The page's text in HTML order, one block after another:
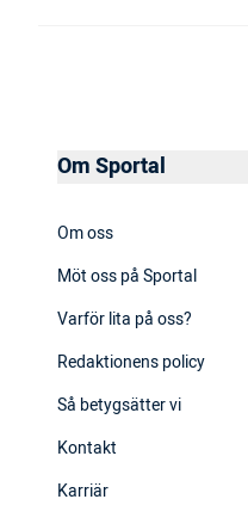
Om Sportal
Om oss
Möt oss på Sportal
Varför lita på oss?
Redaktionens policy
Så betygsätter vi
Kontakt
Karriär